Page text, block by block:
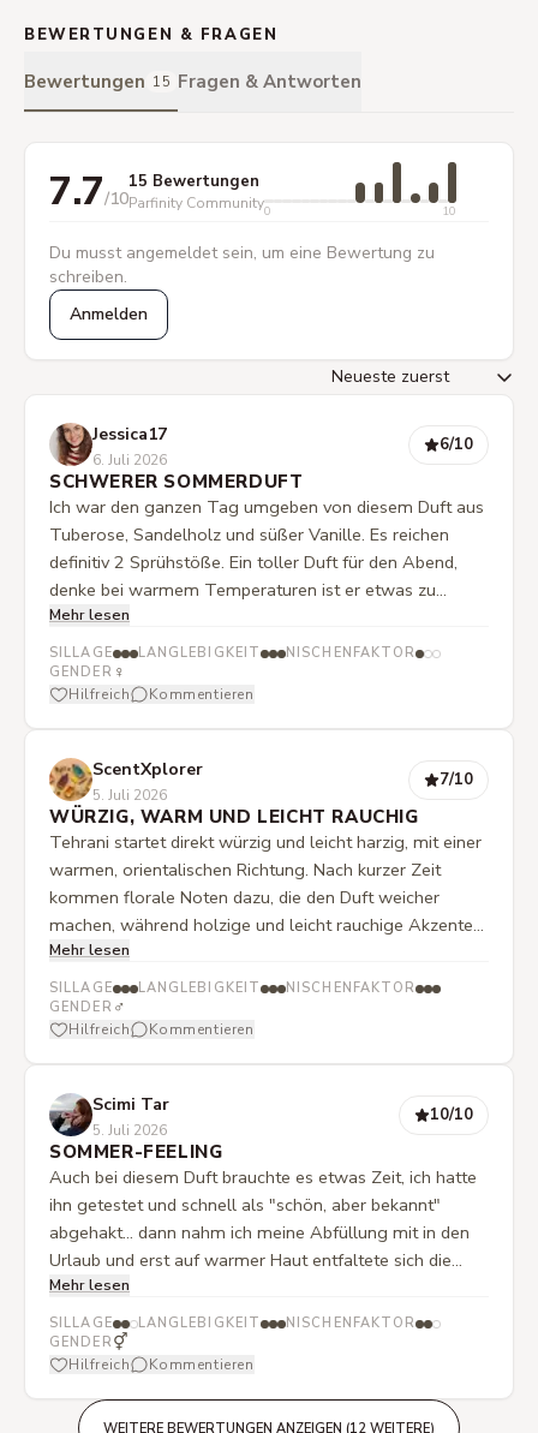
BEWERTUNGEN & FRAGEN
Bewertungen 15 Fragen & Antworten
7.7/10
15 Bewertungen
Parfinity Community0 10
Du musst angemeldet sein, um eine Bewertung zu
schreiben.
Anmelden
Jessica17
6. Juli 2026
6/10
SCHWERER SOMMERDUFT
Ich war den ganzen Tag umgeben von diesem Duft aus
Tuberose, Sandelholz und süßer Vanille. Es reichen
definitiv 2 Sprühstöße. Ein toller Duft für den Abend,
denke bei warmem Temperaturen ist er etwas zu
schwer. Wer schwere Düfte liebt, sollte ihn testen! Habe
ihn noch Tage später an meiner Bluse wahrgenommen.
Leider hat er aber nicht das gewisse Etwas nach dem
ich bei einem Parfum suche.
Mehr lesen
SILLAGE LANGLEBIGKEIT
NISCHENFAKTOR
GENDER ♀
Hilfreich Kommentieren
ScentXplorer
5. Juli 2026
7/10
WÜRZIG, WARM UND LEICHT RAUCHIG
Tehrani startet direkt würzig und leicht harzig, mit einer
warmen, orientalischen Richtung. Nach kurzer Zeit
kommen florale Noten dazu, die den Duft weicher
machen, während holzige und leicht rauchige Akzente
ihm Tiefe geben. Insgesamt wirkt er intensiv, warm und
etwas dunkel, aber trotzdem tragbar. Geht eher in die
Richtung eines maskulinen Duftes.
Mehr lesen
SILLAGE LANGLEBIGKEIT
NISCHENFAKTOR
GENDER ♂
Hilfreich Kommentieren
Scimi Tar
5. Juli 2026
10/10
SOMMER-FEELING
Auch bei diesem Duft brauchte es etwas Zeit, ich hatte
ihn getestet und schnell als "schön, aber bekannt"
abgehakt... dann nahm ich meine Abfüllung mit in den
Urlaub und erst auf warmer Haut entfaltete sich die
ganze Schönheit des Duftes, ganz leichte Aquatik
umschwebt holziges Vanillepuder, aber nie zu süß oder
zu pudrig, er ist perfekt ausbalanciert, er erinnert an
Vanilla powder extrait, aber feiner und
alltagstauglicher... was soll ich sagen, ich möchte ihn
nicht mehr missen!
Mehr lesen
SILLAGE LANGLEBIGKEIT
NISCHENFAKTOR
GENDER ⚥
Hilfreich Kommentieren
WEITERE BEWERTUNGEN ANZEIGEN (12 WEITERE)